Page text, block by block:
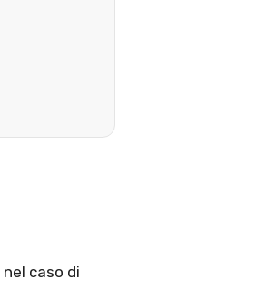
caso di